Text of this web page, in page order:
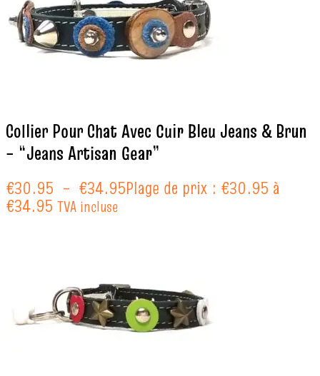
Collier Pour Chat Avec Cuir Bleu Jeans & Brun
– “Jeans Artisan Gear”
€30.95 – €34.95Plage de prix : €30.95 à
€34.95 TVA incluse